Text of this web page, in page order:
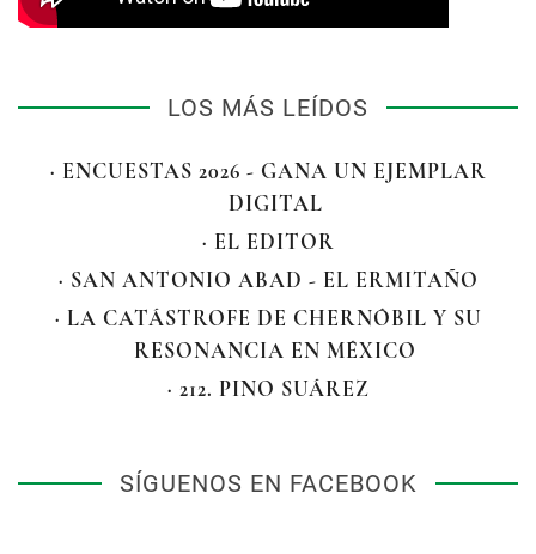
LOS MÁS LEÍDOS
· ENCUESTAS 2026 - GANA UN EJEMPLAR
DIGITAL
· EL EDITOR
· SAN ANTONIO ABAD - EL ERMITAÑO
· LA CATÁSTROFE DE CHERNÓBIL Y SU
RESONANCIA EN MÉXICO
· 212. PINO SUÁREZ
SÍGUENOS EN FACEBOOK